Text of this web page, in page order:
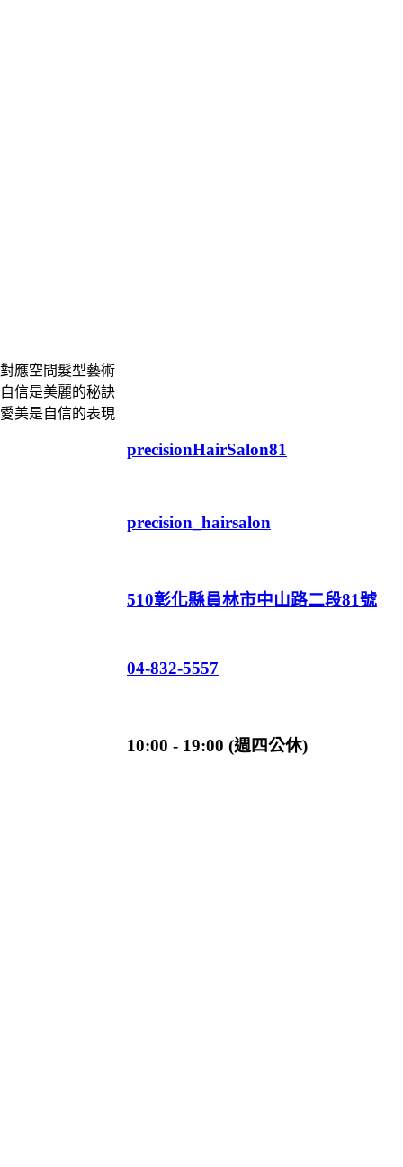
對應空間髮型藝術
自信是美麗的秘訣
愛美是自信的表現
precisionHairSalon81
precision_hairsalon
510彰化縣員林市中山路二段81號
04-832-5557
10:00 - 19:00 (週四公休)